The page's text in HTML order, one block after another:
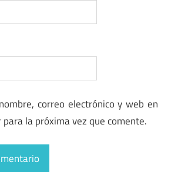
correo electrónico y web en
la próxima vez que comente.